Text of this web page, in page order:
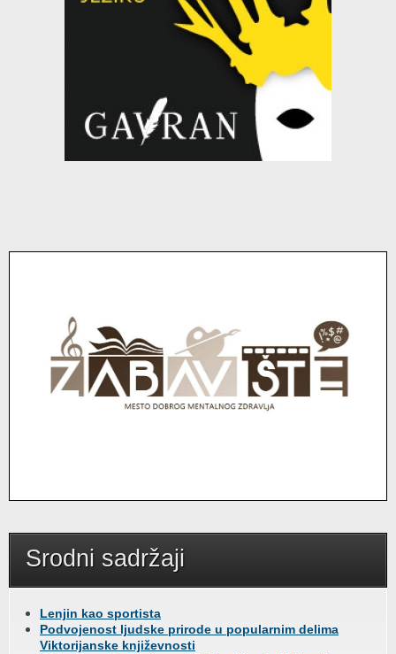
Srodni sadržaji
Lenjin kao sportista
Podvojenost ljudske prirode u popularnim delima
Viktorijanske književnosti